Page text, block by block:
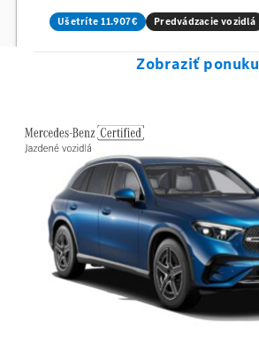
Ušetríte 11.907€ Predvádzacie vozidlá
Zobraziť ponuku